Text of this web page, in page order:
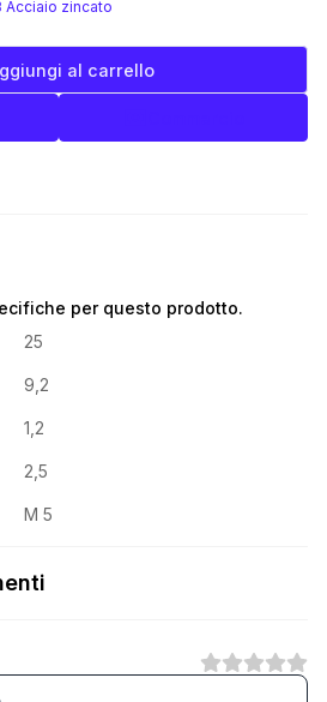
Acciaio zincato
al carrello
per questo prodotto.
25
9,2
1,2
2,5
M 5